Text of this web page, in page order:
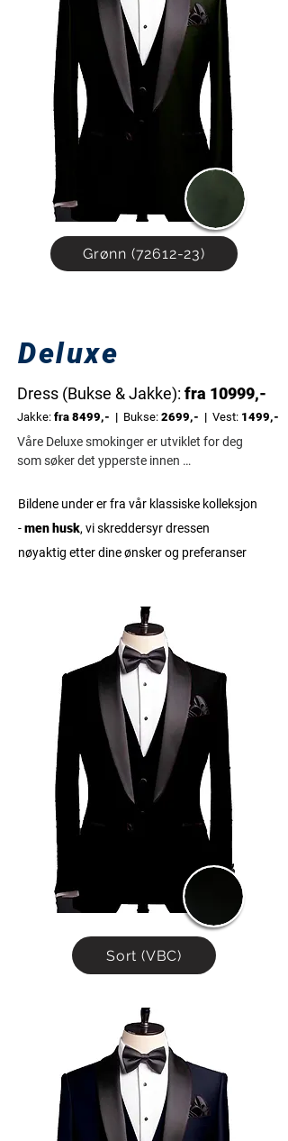
Grønn (72612-23)
Deluxe
Jakke: fra 8499,- | Bukse: 2699,- | Vest: 1499,-
Dress (Bukse & Jakke): fra 10999,-
Våre Deluxe smokinger er utviklet for deg
som søker det ypperste innen
noen av verdens mest anerkjente og
historiske ullspinnerier, blant annet Vitale
Disse produsentene representerer flere
generasjoner med kompromissløs
dedikasjon til luksustekstiler, der kun de
beste råvarene blir valgt ut. Gjennom tid
har vevteknikker, finishing og
kvalitetskontroll blitt perfeksjonert for å
oppnå en stoffkvalitet som går langt
utover standard kategoriseringer.
Resultatet er stoffer med en eksepsjonell
dybde, naturlig fall og en sjelden mykhet,
kombinert med styrke og holdbarhet.
Dette er materialer som ikke bare ser
eksklusive ut, men som også oppleves
annerledes – både i bruk og over tid.
En Deluxe dress er mer enn et plagg for en
anledning. Det er et gjennomarbeidet
antrekk ment å vare, utviklet for deg som
beste innen tekstil og skreddersøm.
Bildene under er fra vår klassiske kolleksjon
-men husk, vi skreddersyr dressen
nøyaktig etter dine ønsker og preferanser
Sort (VBC)